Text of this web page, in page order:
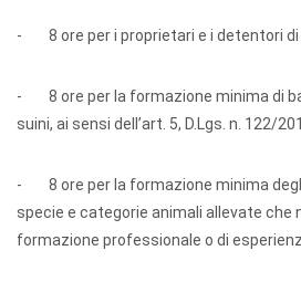
- 8 ore per i proprietari e i detentori di
- 8 ore per la formazione minima di
suini, ai sensi dell’art. 5, D.Lgs. n. 122/
- 8 ore per la formazione minima
specie e categorie animali allevate che
formazione professionale o di